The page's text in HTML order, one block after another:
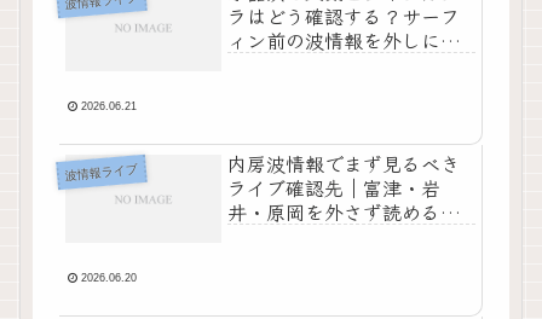
ラはどう確認する？サーフ
ィン前の波情報を外しにく
2026.06.21
波情報ライブ
内房波情報でまず見るべき
ライブ確認先｜富津・岩
井・原岡を外さず読める判
2026.06.20